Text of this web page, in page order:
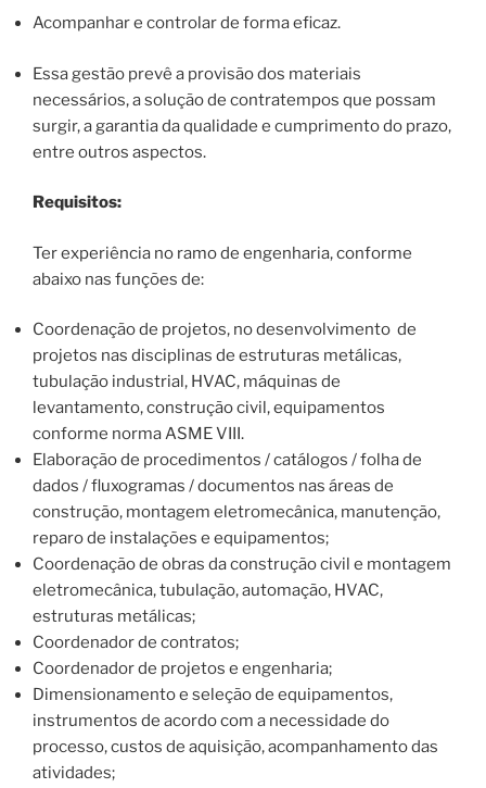
Acompanhar e controlar de forma eficaz.
Essa gestão prevê a provisão dos materiais
necessários, a solução de contratempos que possam
surgir, a garantia da qualidade e cumprimento do prazo,
entre outros aspectos.
Requisitos:
Ter experiência no ramo de engenharia, conforme
abaixo nas funções de:
Coordenação de projetos, no desenvolvimento de
projetos nas disciplinas de estruturas metálicas,
tubulação industrial, HVAC, máquinas de
levantamento, construção civil, equipamentos
conforme norma ASME VIII.
Elaboração de procedimentos / catálogos / folha de
dados / fluxogramas / documentos nas áreas de
construção, montagem eletromecânica, manutenção,
reparo de instalações e equipamentos;
Coordenação de obras da construção civil e montagem
eletromecânica, tubulação, automação, HVAC,
estruturas metálicas;
Coordenador de contratos;
Coordenador de projetos e engenharia;
Dimensionamento e seleção de equipamentos,
instrumentos de acordo com a necessidade do
processo, custos de aquisição, acompanhamento das
atividades;